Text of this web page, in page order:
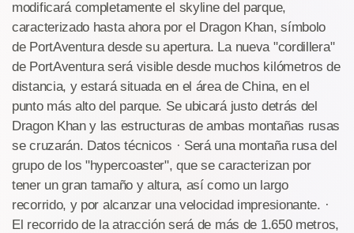
modificará completamente el skyline del parque,
caracterizado hasta ahora por el Dragon Khan, símbolo
de PortAventura desde su apertura. La nueva "cordillera"
de PortAventura será visible desde muchos kilómetros de
distancia, y estará situada en el área de China, en el
punto más alto del parque. Se ubicará justo detrás del
Dragon Khan y las estructuras de ambas montañas rusas
se cruzarán. Datos técnicos · Será una montaña rusa del
grupo de los "hypercoaster", que se caracterizan por
tener un gran tamaño y altura, así como un largo
recorrido, y por alcanzar una velocidad impresionante. ·
El recorrido de la atracción será de más de 1.650 metros,